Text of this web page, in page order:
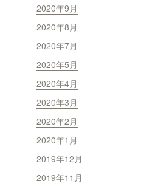
2020年9月
2020年8月
2020年7月
2020年5月
2020年4月
2020年3月
2020年2月
2020年1月
2019年12月
2019年11月